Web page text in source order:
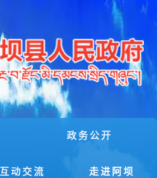
政务公开
互动交流 走进阿坝